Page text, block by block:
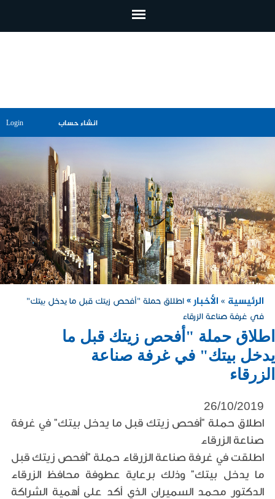
انشاء حساب Login
الرئيسية » الأخبار » اطلاق حملة "أفحص زيتك قبل ما يدخل بيتك"
في غرفة صناعة الزرقاء
اطلاق حملة "أفحص زيتك قبل ما
يدخل بيتك" في غرفة صناعة
الزرقاء
26/10/2019
اطلاق حملة "أفحص زيتك قبل ما يدخل بيتك" في غرفة
صناعة الزرقاء
اطلقت في غرفة صناعة الزرقاء حملة "أفحص زيتك قبل
ما يدخل بيتك" وذلك برعاية عطوفة محافظ الزرقاء
الدكتور محمد السميران الذي أكد على أهمية الشراكة